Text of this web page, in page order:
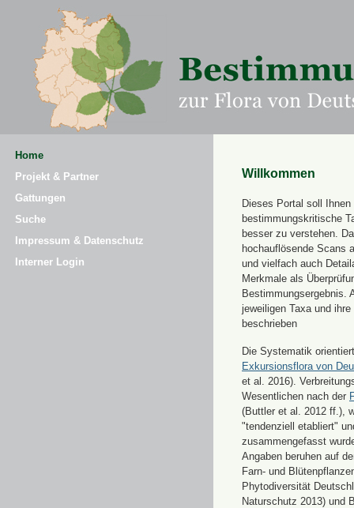
Home
Projekt & Partner
Gattungen
Suche
Impressum & Datenschutz
Interner Login
Willkommen
Dieses Portal soll Ihnen
bestimmungskritische
besser zu verstehen.
hochauflösende Scans
und vielfach auch
Merkmale als
Bestimmungsergebnis.
jeweiligen Taxa und
beschrieben
Die Systematik
Exkursionsflora von
et al. 2016).
Wesentlichen nach der
(Buttler et al. 2012 ff.),
"tendenziell etabliert"
zusammengefasst
Angaben beruhen auf
Farn- und
Phytodiversität
Naturschutz 2013) und